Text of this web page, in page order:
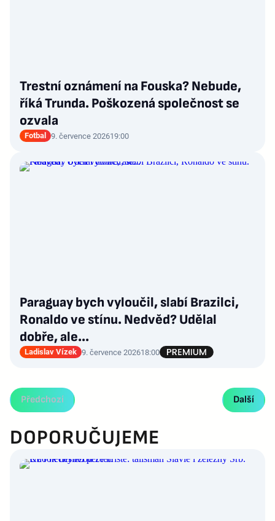
Trestní oznámení na Fouska? Nebude,
říká Trunda. Poškozená společnost se
ozvala
Fotbal 9. července 202619:00
Paraguay bych vyloučil, slabí Brazilci,
Ronaldo ve stínu. Nedvěd? Udělal
dobře, ale...
Ladislav Vízek 9. července 202618:00
Předchozí Další
DOPORUČUJEME